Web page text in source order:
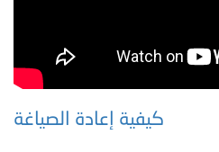
كيفية إعادة الصياغة